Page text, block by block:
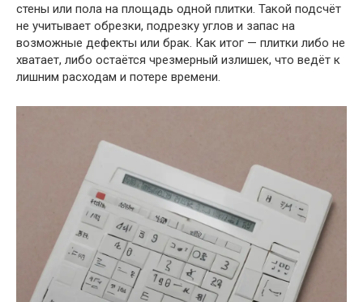
стены или пола на площадь одной плитки. Такой подсчёт
не учитывает обрезки, подрезку углов и запас на
возможные дефекты или брак. Как итог — плитки либо не
хватает, либо остаётся чрезмерный излишек, что ведёт к
лишним расходам и потере времени.